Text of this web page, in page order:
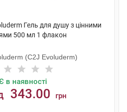
Гель для душу з цінними
500 мл 1 флакон
(C2J Evoluderm)
в наявності
343.00 грн